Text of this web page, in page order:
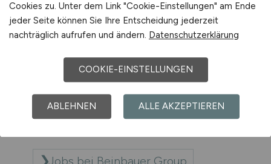
Jobs bei Bayerisches Landesamt
für Gesundheit und
Lebensmittelsicherheit
Jobs bei Beck+Heun GmbH
Jobs bei Beinbauer Group
Cookies zu. Unter dem Link "Cookie-Einstellungen" am Ende
jeder Seite können Sie Ihre Entscheidung jederzeit
nachträglich aufrufen und ändern. Datenschutzerklärung
COOKIE-EINSTELLUNGEN
ABLEHNEN ALLE AKZEPTIEREN